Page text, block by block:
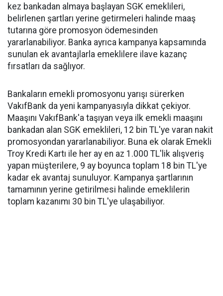
kez bankadan almaya başlayan SGK emeklileri,
belirlenen şartları yerine getirmeleri halinde maaş
tutarına göre promosyon ödemesinden
yararlanabiliyor. Banka ayrıca kampanya kapsamında
sunulan ek avantajlarla emeklilere ilave kazanç
fırsatları da sağlıyor.
Bankaların emekli promosyonu yarışı sürerken
VakıfBank da yeni kampanyasıyla dikkat çekiyor.
Maaşını VakıfBank'a taşıyan veya ilk emekli maaşını
bankadan alan SGK emeklileri, 12 bin TL'ye varan nakit
promosyondan yararlanabiliyor. Buna ek olarak Emekli
Troy Kredi Kartı ile her ay en az 1.000 TL'lik alışveriş
yapan müşterilere, 9 ay boyunca toplam 18 bin TL'ye
kadar ek avantaj sunuluyor. Kampanya şartlarının
tamamının yerine getirilmesi halinde emeklilerin
toplam kazanımı 30 bin TL'ye ulaşabiliyor.